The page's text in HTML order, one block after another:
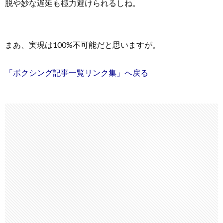
脱や妙な遅延も極力避けられるしね。
まあ、実現は100%不可能だと思いますが。
「ボクシング記事一覧リンク集」へ戻る